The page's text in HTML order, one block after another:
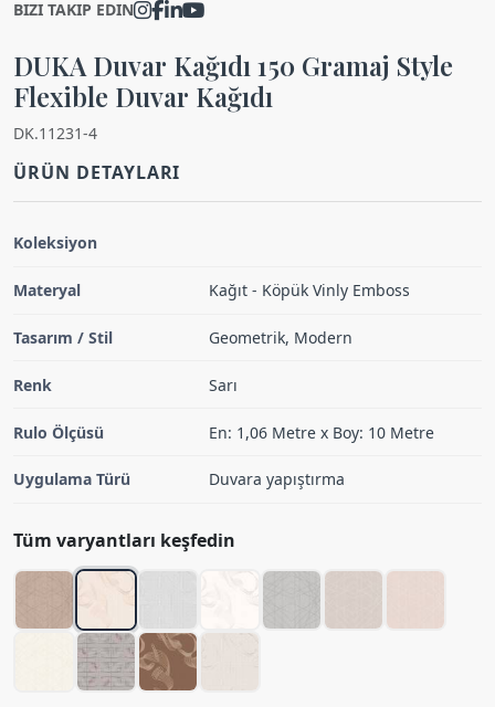
BIZI TAKIP EDIN
DUKA Duvar Kağıdı 150 Gramaj Style
Flexible Duvar Kağıdı
DK.11231-4
ÜRÜN DETAYLARI
Koleksiyon
Materyal Kağıt - Köpük Vinly Emboss
Tasarım / Stil Geometrik, Modern
Renk Sarı
Rulo Ölçüsü En: 1,06 Metre x Boy: 10 Metre
Uygulama Türü Duvara yapıştırma
Tüm varyantları keşfedin